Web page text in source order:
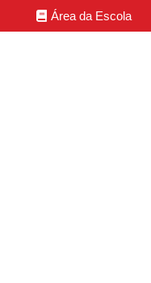
Área da Escola